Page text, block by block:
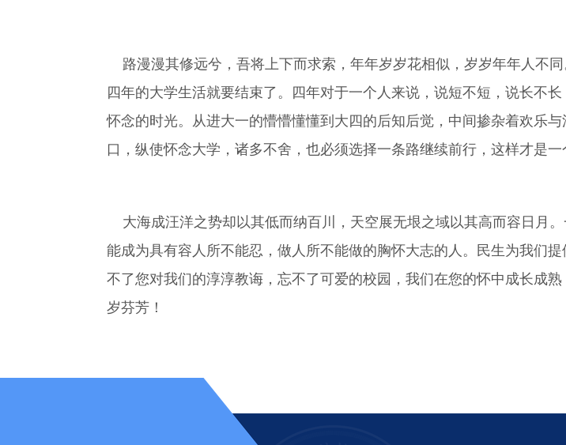
路漫漫其修远兮，吾将上下而求索，年年岁岁花相似，岁岁年年人不
四年的大学生活就要结束了。四年对于一个人来说，说短不短，说长不
怀念的时光。从进大一的懵懵懂懂到大四的后知后觉，中间掺杂着欢乐
口，纵使怀念大学，诸多不舍，也必须选择一条路继续前行，这样才是
大海成汪洋之势却以其低而纳百川，天空展无垠之域以其高而容日月
能成为具有容人所不能忍，做人所不能做的胸怀大志的人。民生为我们
不了您对我们的淳淳教诲，忘不了可爱的校园，我们在您的怀中成长成
岁芬芳！